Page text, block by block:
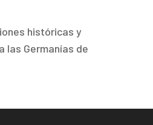
históricas y
las Germanías de